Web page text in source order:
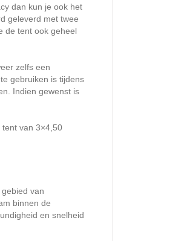
dan kun je ook het
geleverd met twee
de tent ook geheel
zelfs een
gebruiken is tijdens
Indien gewenst is
van 3×4,50
van
binnen de
en snelheid